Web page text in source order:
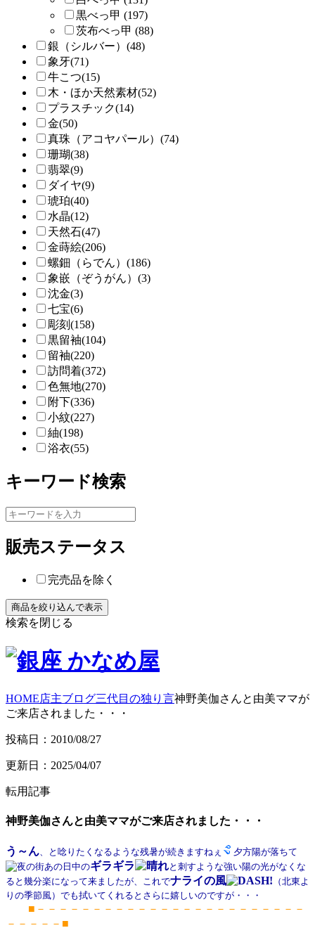
黒べっ甲 (197)
茨布べっ甲 (88)
銀（シルバー）(48)
象牙(71)
牛こつ(15)
木・ほか天然素材(52)
プラスチック(14)
金(50)
真珠（アコヤパール）(74)
珊瑚(38)
翡翠(9)
ダイヤ(9)
琥珀(40)
水晶(12)
天然石(47)
金蒔絵(206)
螺鈿（らでん）(186)
象嵌（ぞうがん）(3)
沈金(3)
七宝(6)
彫刻(158)
黒留袖(104)
留袖(220)
訪問着(372)
色無地(270)
附下(336)
小紋(227)
紬(198)
浴衣(55)
キーワード検索
販売ステータス
完売品を除く
検索を閉じる
HOME店主ブログ三代目の独り言神野美伽さんと由美ママが
ご来店されました・・・
投稿日：2010/08/27
更新日：2025/04/07
転用記事
神野美伽さんと由美ママがご来店されました・・・
う～ん、と唸りたくなるような残暑が続きますねぇ
夕方陽が落ちて
あの日中のギラギラ
と刺すような強い陽の光がなくな
ると幾分楽になって来ましたが、これでナライの風
（北東よ
りの季節風）でも拭いてくれるとさらに嬉しいのですが・・・
■－－－－－－－－－－－－－－－－－－－－－－－－
－－－－－■